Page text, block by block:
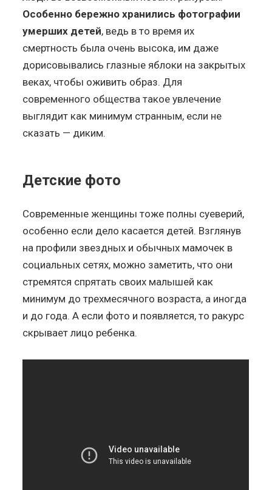
Особенно бережно хранились фотографии
умерших детей, ведь в то время их
смертность была очень высока, им даже
дорисовывались глазные яблоки на закрытых
веках, чтобы оживить образ. Для
современного общества такое увлечение
выглядит как минимум странным, если не
сказать — диким.
Детские фото
Современные женщины тоже полны суеверий,
особенно если дело касается детей. Взглянув
на профили звездных и обычных мамочек в
социальных сетях, можно заметить, что они
стремятся спрятать своих малышей как
минимум до трехмесячного возраста, а иногда
и до года. А если фото и появляется, то ракурс
скрывает лицо ребенка.